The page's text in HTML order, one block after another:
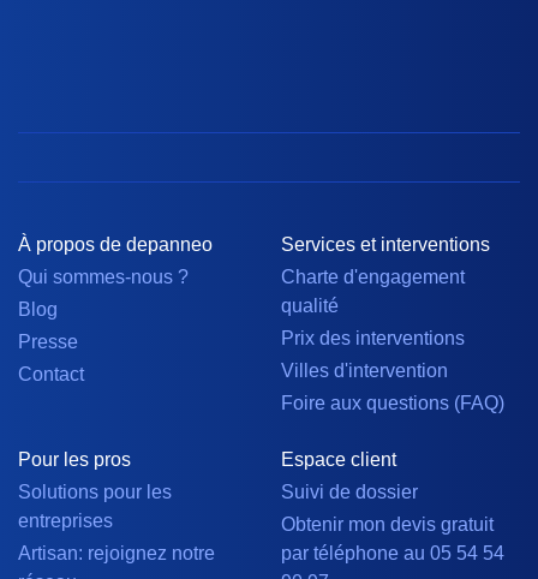
À propos de depanneo
Qui sommes-nous ?
Blog
Presse
Contact
Services et interventions
Charte d'engagement
qualité
Prix des interventions
Villes d'intervention
Foire aux questions (FAQ)
Pour les pros
Solutions pour les
entreprises
Artisan: rejoignez notre
Espace client
Suivi de dossier
Obtenir mon devis gratuit
par téléphone au 05 54 54